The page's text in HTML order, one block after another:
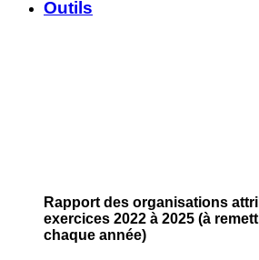
Outils
Rapport des organisations
exercices 2022 à 2025 (à
chaque année)